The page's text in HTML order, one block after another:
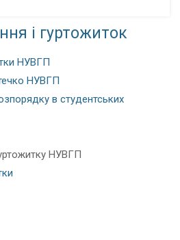
і гуртожиток
НУВГП
НУВГП
в студентських
НУВГП